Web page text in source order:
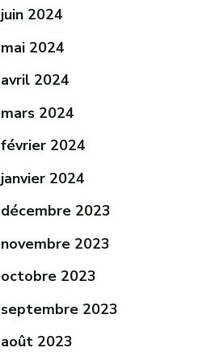
juin 2024
mai 2024
avril 2024
mars 2024
février 2024
janvier 2024
décembre 2023
novembre 2023
octobre 2023
septembre 2023
août 2023